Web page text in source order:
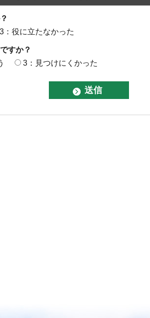
3：役に立たなかった
すか？
3：見つけにくかった